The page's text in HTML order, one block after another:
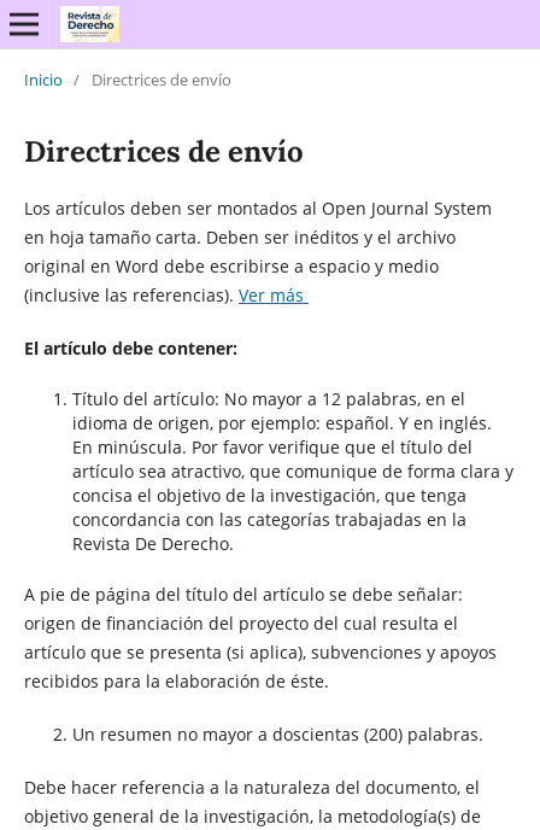
Inicio / Directrices de envío
Directrices de envío
Los artículos deben ser montados al Open Journal System
en hoja tamaño carta. Deben ser inéditos y el archivo
original en Word debe escribirse a espacio y medio
(inclusive las referencias). Ver más
El artículo debe contener:
Título del artículo: No mayor a 12 palabras, en el
idioma de origen, por ejemplo: español. Y en inglés.
En minúscula. Por favor verifique que el título del
artículo sea atractivo,que comunique de forma clara y
concisa el objetivo de la investigación, que tenga
concordancia con las categorías trabajadas en la
Revista De Derecho.
A pie de página del título del artículo se debe señalar:
origen de financiación del proyecto del cual resulta el
artículo que se presenta (si aplica), subvenciones y apoyos
recibidos para la elaboración de éste.
2. Un resumen no mayor a doscientas (200) palabras.
Debe hacer referencia a la naturaleza del documento, el
objetivo general de la investigación, la metodología(s) de